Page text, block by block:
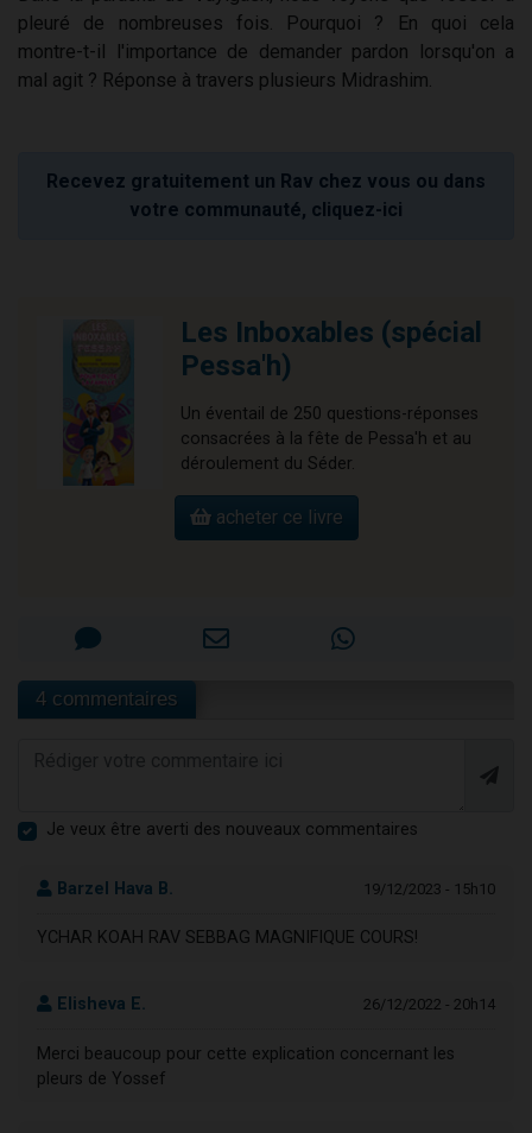
pleuré de nombreuses fois. Pourquoi ? En quoi cela
montre-t-il l'importance de demander pardon lorsqu'on a
mal agit ? Réponse à travers plusieurs Midrashim.
Recevez gratuitement un Rav chez vous ou dans
votre communauté, cliquez-ici
Les Inboxables (spécial
Pessa'h)
Un éventail de 250 questions-réponses
consacrées à la fête de Pessa'h et au
déroulement du Séder.
acheter ce livre
4 commentaires
Je veux être averti des nouveaux commentaires
Barzel Hava B. 19/12/2023 - 15h10
YCHAR KOAH RAV SEBBAG MAGNIFIQUE COURS!
Elisheva E. 26/12/2022 - 20h14
Merci beaucoup pour cette explication concernant les
pleurs de Yossef